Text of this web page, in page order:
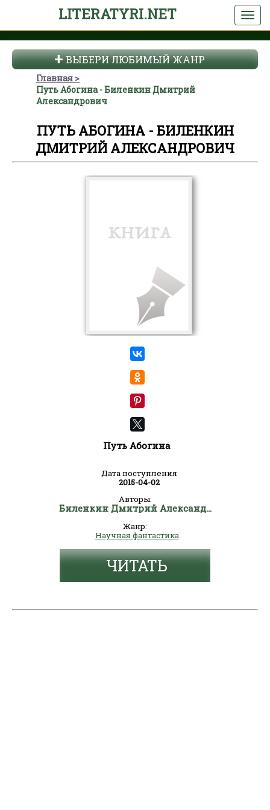
LITERATYRI.NET
ВЫБЕРИ ЛЮБИМЫЙ ЖАНР
Главная
Путь Абогина - Биленкин Дмитрий
Александрович
ПУТЬ АБОГИНА - БИЛЕНКИН
ДМИТРИЙ АЛЕКСАНДРОВИЧ
Путь Абогина
Дата поступления
2015-04-02
Авторы:
Биленкин Дмитрий Александрович
Жанр:
Научная фантастика
ЧИТАТЬ